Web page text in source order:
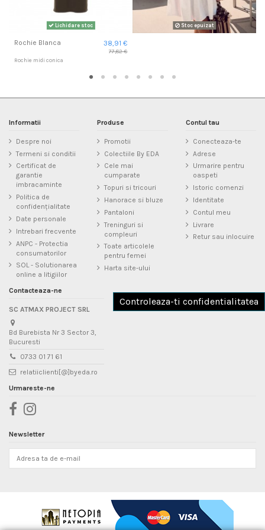
Lichidare stoc
Rochie Blanca 38,91 €
77,82 €
Rochie midi conica
Stoc epuizat
Informatii
Despre noi
Termeni si conditii
Certificat de
garantie
imbracaminte
Politica de
confidențialitate
Date personale
Intrebari frecvente
ANPC - Protectia
consumatorilor
SOL - Solutionarea
online a litigiilor
Produse
Promotii
Colectiile By EDA
Cele mai
cumparate
Topuri si tricouri
Hanorace si bluze
Pantaloni
Treninguri si
compleuri
Toate articolele
pentru femei
Harta site-ului
Contul tau
Conecteaza-te
Adrese
Urmarire pentru
oaspeti
Istoric comenzi
Identitate
Contul meu
Livrare
Retur sau inlocuire
Contacteaza-ne
SC ATMAX PROJECT SRL
Bd Burebista Nr 3 Sector 3,
Bucuresti
0733 01 71 61
relatiiclienti[@]byeda.ro
Controleaza-ti confidentialitatea
Urmareste-ne
Newsletter